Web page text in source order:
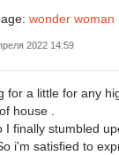
wonder woman
2022 14:59
for a little for any
house .
I finally stumbled
i'm satisfied to